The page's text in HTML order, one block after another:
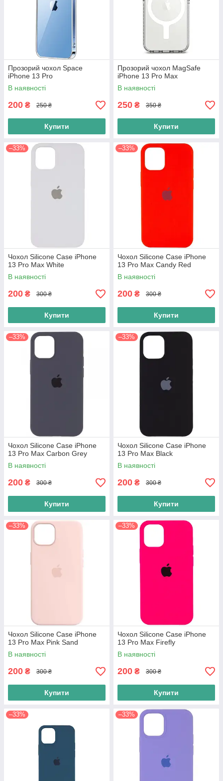
Прозорий чохол Space
iPhone 13 Pro
В наявності
200 ₴ 250 ₴
Купити
Прозорий чохол MagSafe
iPhone 13 Pro Max
В наявності
250 ₴ 350 ₴
Купити
–33%
Чохол Silicone Case iPhone
13 Pro Max White
В наявності
200 ₴ 300 ₴
Купити
–33%
Чохол Silicone Case iPhone
13 Pro Max Candy Red
В наявності
200 ₴ 300 ₴
Купити
–33%
Чохол Silicone Case iPhone
13 Pro Max Carbon Grey
В наявності
200 ₴ 300 ₴
Купити
–33%
Чохол Silicone Case iPhone
13 Pro Max Black
В наявності
200 ₴ 300 ₴
Купити
–33%
Чохол Silicone Case iPhone
13 Pro Max Pink Sand
В наявності
200 ₴ 300 ₴
Купити
–33%
Чохол Silicone Case iPhone
13 Pro Max Firefly
В наявності
200 ₴ 300 ₴
Купити
–33% –33%